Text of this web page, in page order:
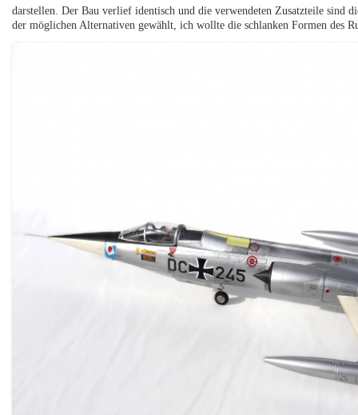
darstellen. Der Bau verlief identisch und die verwendeten Zusatzteile sind
der möglichen Alternativen gewählt, ich wollte die schlanken Formen des